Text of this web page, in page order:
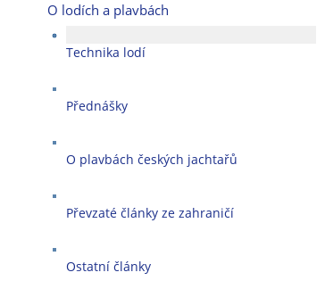
O lodích a plavbách
Technika lodí
Přednášky
O plavbách českých jachtařů
Převzaté články ze zahraničí
Ostatní články